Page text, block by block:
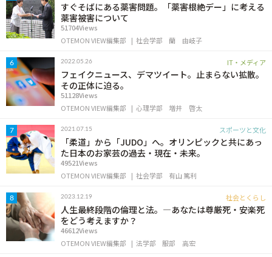
すぐそばにある薬害問題。「薬害根絶デー」に考える
薬害被害について
51704Views
OTEMON VIEW編集部
社会学部 蘭 由岐子
6 2022.05.26 IT・メディア
フェイクニュース、デマツイート。止まらない拡散。
その正体に迫る。
51128Views
OTEMON VIEW編集部
心理学部 増井 啓太
7 2021.07.15 スポーツと文化
「柔道」から「JUDO」へ。オリンピックと共にあっ
た日本のお家芸の過去・現在・未来。
49521Views
OTEMON VIEW編集部
社会学部 有山 篤利
8 2023.12.19 社会とくらし
人生最終段階の倫理と法。―あなたは尊厳死・安楽死
をどう考えますか？
46612Views
OTEMON VIEW編集部
法学部 服部 高宏